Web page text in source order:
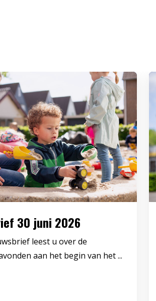
30 juni 2026
leest u over de
aan het begin van het ...